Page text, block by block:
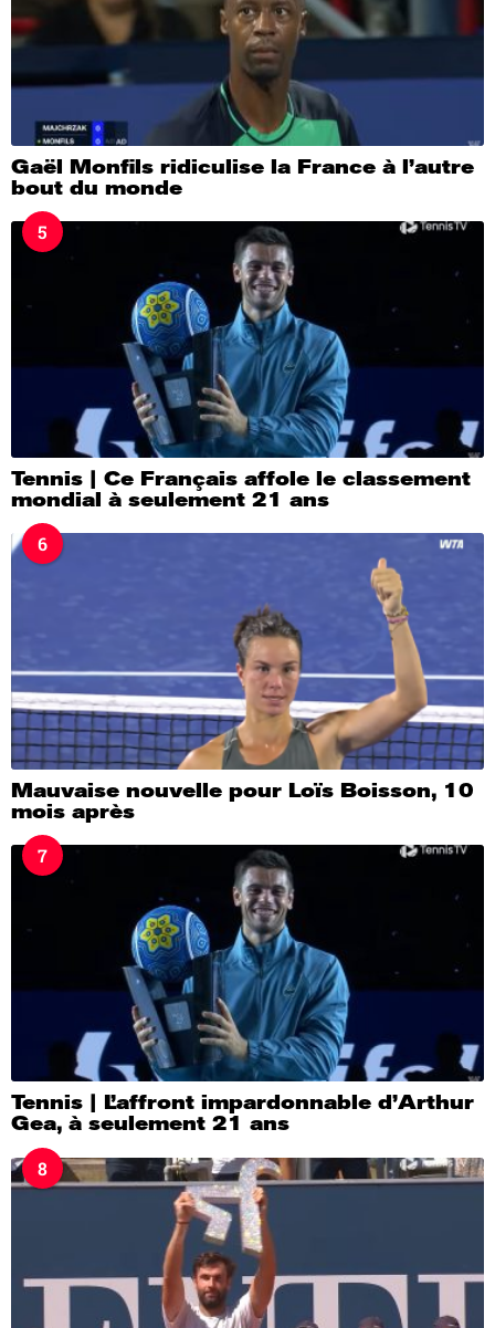
Gaël Monfils ridiculise la France à l’autre
bout du monde
5
Tennis | Ce Français affole le classement
mondial à seulement 21 ans
6
Mauvaise nouvelle pour Loïs Boisson, 10
mois après
7
Tennis | L’affront impardonnable d’Arthur
Gea, à seulement 21 ans
8